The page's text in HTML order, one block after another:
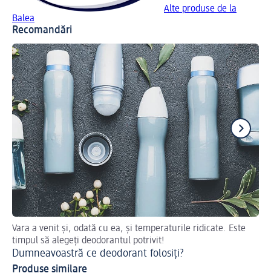
Alte produse de la
Balea
Recomandări
Vara a venit și, odată cu ea, și temperaturile ridicate. Este
timpul să alegeți deodorantul potrivit!
Dumneavoastră ce deodorant folosiți?
Produse similare